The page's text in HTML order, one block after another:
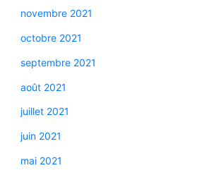
novembre 2021
octobre 2021
septembre 2021
août 2021
juillet 2021
juin 2021
mai 2021